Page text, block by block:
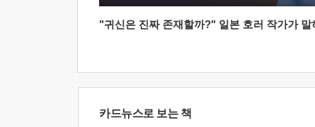
"귀신은 진짜 존재할까?" 일본 호러 작가가
카드뉴스로 보는 책